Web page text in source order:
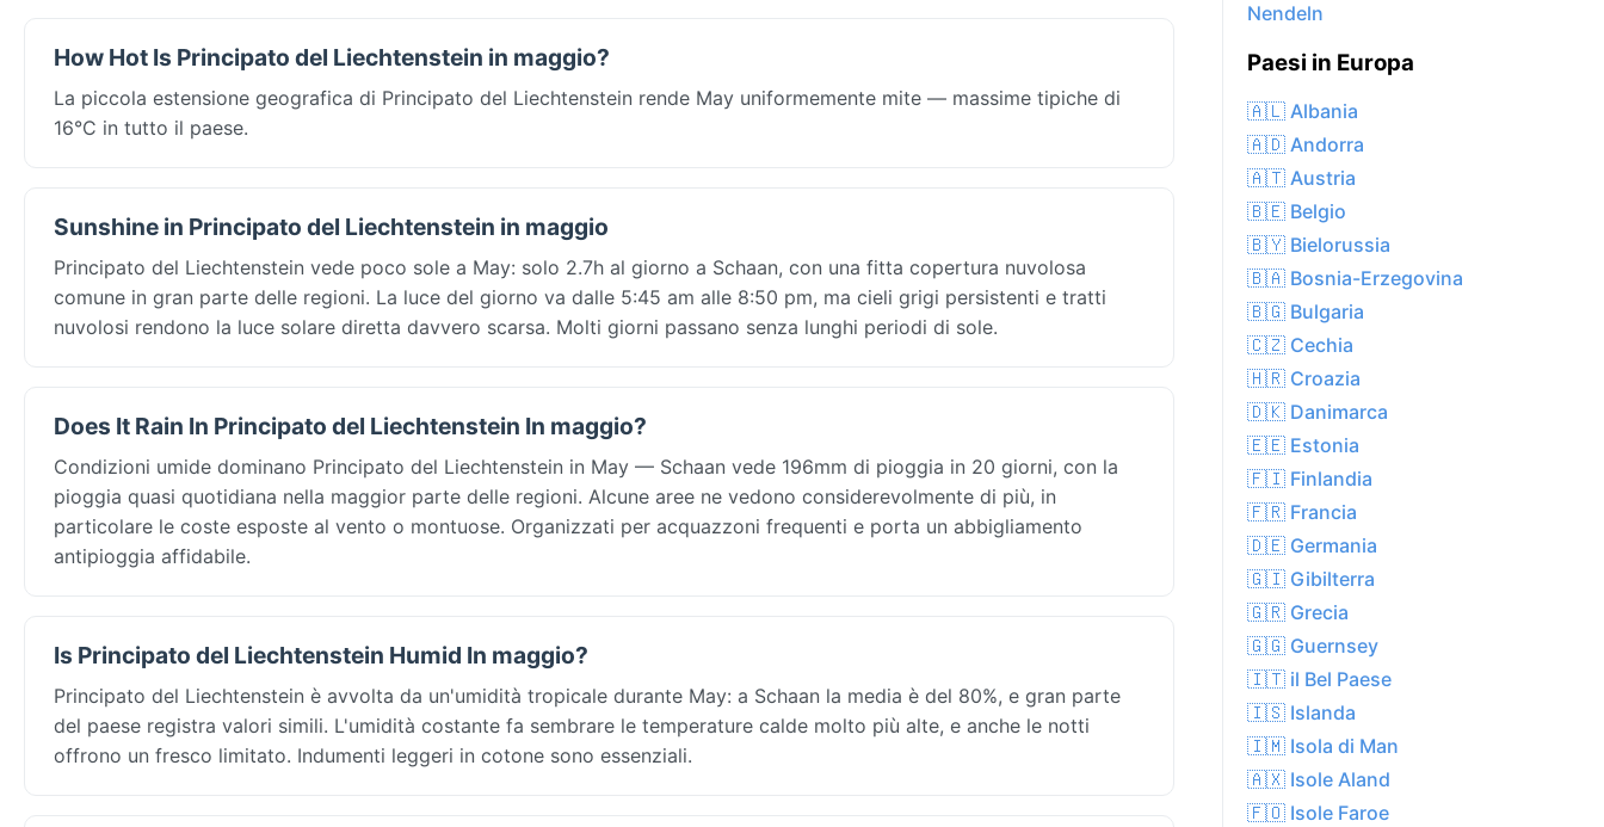
How Hot Is Principato del Liechtenstein in maggio?
La piccola estensione geografica di Principato del Liechtenstein rende May uniformemente mite — massime tipiche di
16°C in tutto il paese.
Sunshine in Principato del Liechtenstein in maggio
Principato del Liechtenstein vede poco sole a May: solo 2.7h al giorno a Schaan, con una fitta copertura nuvolosa
comune in gran parte delle regioni. La luce del giorno va dalle 5:45 am alle 8:50 pm, ma cieli grigi persistenti e tratti
nuvolosi rendono la luce solare diretta davvero scarsa. Molti giorni passano senza lunghi periodi di sole.
Does It Rain In Principato del Liechtenstein In maggio?
Condizioni umide dominano Principato del Liechtenstein in May — Schaan vede 196mm di pioggia in 20 giorni, con la
pioggia quasi quotidiana nella maggior parte delle regioni. Alcune aree ne vedono considerevolmente di più, in
particolare le coste esposte al vento o montuose. Organizzati per acquazzoni frequenti e porta un abbigliamento
antipioggia affidabile.
Is Principato del Liechtenstein Humid In maggio?
Principato del Liechtenstein è avvolta da un'umidità tropicale durante May: a Schaan la media è del 80%, e gran parte
del paese registra valori simili. L'umidità costante fa sembrare le temperature calde molto più alte, e anche le notti
offrono un fresco limitato. Indumenti leggeri in cotone sono essenziali.
Nendeln
Paesi in Europa
🇦🇱 Albania
🇦🇩 Andorra
🇦🇹 Austria
🇧🇪 Belgio
🇧🇾 Bielorussia
🇧🇦 Bosnia-Erzegovina
🇧🇬 Bulgaria
🇨🇿 Cechia
🇭🇷 Croazia
🇩🇰 Danimarca
🇪🇪 Estonia
🇫🇮 Finlandia
🇫🇷 Francia
🇩🇪 Germania
🇬🇮 Gibilterra
🇬🇷 Grecia
🇬🇬 Guernsey
🇮🇹 il Bel Paese
🇮🇸 Islanda
🇮🇲 Isola di Man
🇦🇽 Isole Aland
🇫🇴 Isole Faroe